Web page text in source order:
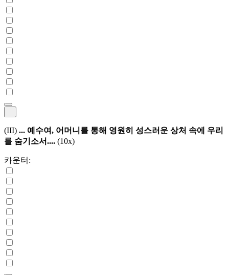
(III) ... 예수여, 어머니를 통해 영원히 성스러운 상처 속에 우리
를 숨기소서.... (10x)
카운터: